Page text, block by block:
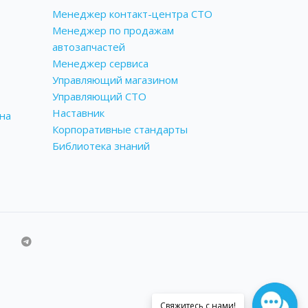
Менеджер контакт-центра СТО
Менеджер по продажам
автозапчастей
Менеджер сервиса
Управляющий магазином
Управляющий СТО
Наставник
Корпоративные стандарты
Библиотека знаний